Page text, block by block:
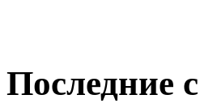
Последние